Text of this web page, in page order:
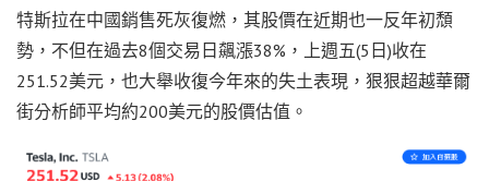
特斯拉在中國銷售死灰復燃，其股價在近期也一反年初頹
勢，不但在過去8個交易日飆漲38%，上週五(5日)收在
251.52美元，也大舉收復今年來的失土表現，狠狠超越華爾
街分析師平均約200美元的股價估值。